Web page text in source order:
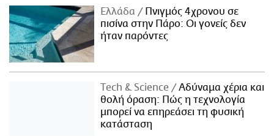
Ελλάδα
Πνιγμός 4χρονου σε
πισίνα στην Πάρο: Οι γονείς δεν
ήταν παρόντες
Τech & Science
Αδύναμα χέρια και
θολή όραση: Πώς η τεχνολογία
μπορεί να επηρεάσει τη φυσική
κατάσταση